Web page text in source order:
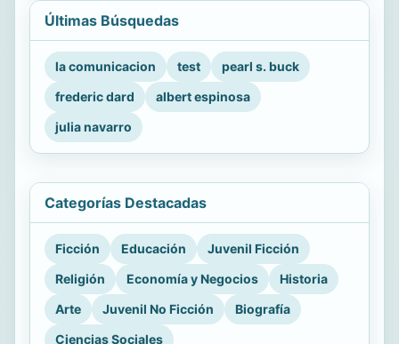
Últimas Búsquedas
la comunicacion test
pearl s. buck
frederic dard
albert espinosa
julia navarro
Categorías Destacadas
Ficción Educación
Juvenil Ficción
Religión
Economía y Negocios
Historia
Arte
Juvenil No Ficción
Biografía
Ciencias Sociales